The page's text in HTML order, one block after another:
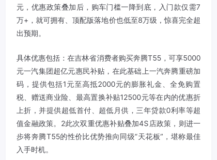
元，优惠政策叠加后，购车门槛一降到底，入门款仅需7
万+，就可拥有、顶配版落地价也低至8万级，惊喜完全超
出预期。
具体优惠包括：在吉林省消费者购买奔腾T55，可享5000
元一汽集团超亿元惠民补贴，在此基础上一汽奔腾重磅加
码，提供包括1元至高抵2000元的膨胀礼金、全免购置
税、赠送商业险、最高置换补贴12500元等在内的优惠折
上折，并提供超低首付、超低月供，三年贷款0利率等超
值金融政策。2此次双重优惠补贴叠加4S店政策，则进一
步将奔腾T55的性价比优势推向同级“天花板”，堪称最佳
入手时机。